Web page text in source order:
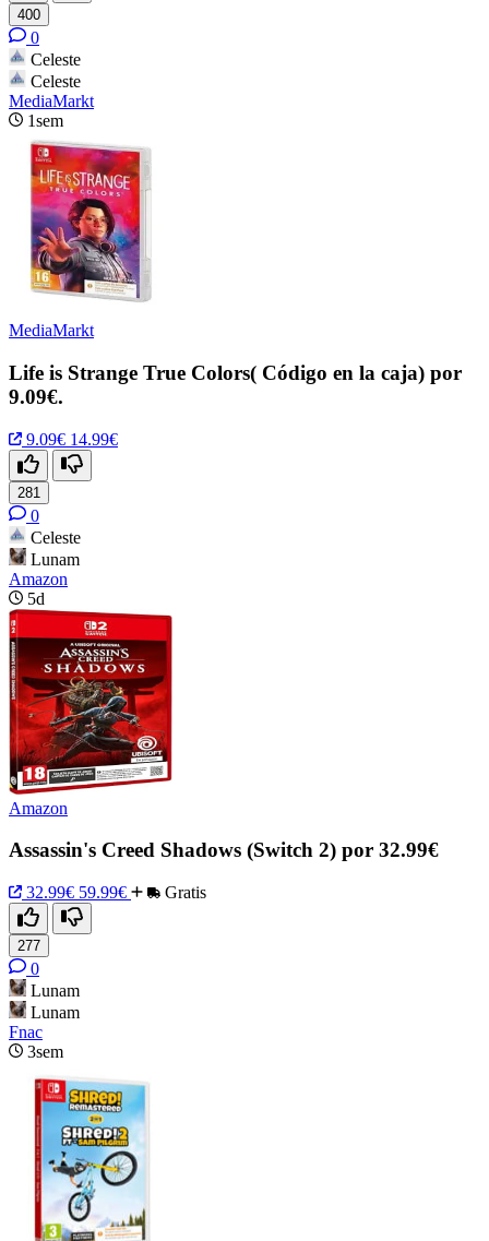
400
0
Celeste
Celeste
MediaMarkt
1sem
MediaMarkt
Life is Strange True Colors( Código en la caja) por
9.09€.
9.09€ 14.99€
281
0
Celeste
Lunam
Amazon
5d
Amazon
Assassin's Creed Shadows (Switch 2) por 32.99€
32.99€ 59.99€ Gratis
277
0
Lunam
Lunam
Fnac
3sem